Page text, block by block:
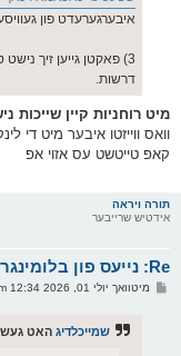
איבערגערעדט פון
3) פאקטן גייען זיך
דרשות.
מיט רוחניות קיין שייכות
וואס ווייזטו איבער מיט די
קאפ טייטשט עס אזוי אפ
תורה ויראה
אידטיש שרייבער
Re: נייעס פון בלומינגראוו, קרית יואל
פמיטוואך יולי 01, 2026 12:34 pm
שמייכלדיג האט